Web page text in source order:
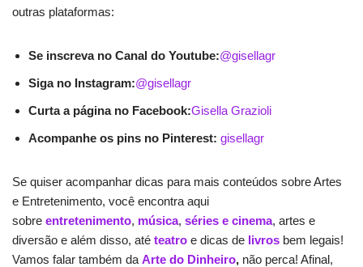
outras plataformas:
Se inscreva no Canal do Youtube:@gisellagr
Siga no Instagram:@gisellagr
Curta a página no Facebook:Gisella Grazioli
Acompanhe os pins no Pinterest: gisellagr
Se quiser acompanhar dicas para mais conteúdos sobre Artes
e Entretenimento, você encontra aqui
sobre entretenimento, música, séries e cinema, artes e
diversão e além disso, até teatro e dicas de livros bem legais!
Vamos falar também da Arte do Dinheiro, não perca! Afinal,